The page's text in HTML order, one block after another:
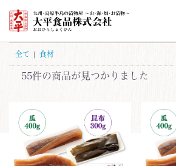
全て | 食材
55件の商品が見つかりました